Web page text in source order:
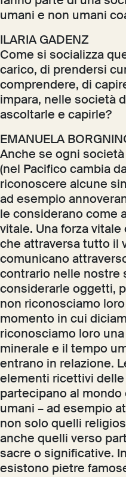
umani e non umani
ILARIA GADENZ
Come si socializza
carico, di prendersi
comprendere, di
impara, nelle società
ascoltarle e capirle?
EMANUELA
Anche se ogni
(nel Pacifico cambia
riconoscere alcune
ad esempio
le considerano come
vitale. Una forza
che attraversa tutto il
comunicano
contrario nelle nostre
considerarle oggetti,
non riconosciamo loro
momento in cui
riconosciamo loro
minerale e il tempo
entrano in relazione.
elementi ricettivi delle
partecipano al mondo
umani – ad esempio
non solo quelli
anche quelli verso
sacre o significative.
esistono pietre